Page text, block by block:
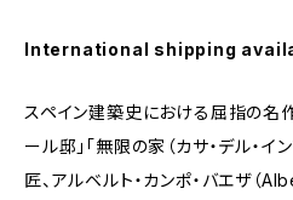
International shipping
スペイン建築史における屈指の名作
ール邸」「無限の家（カサ・デル・イ
匠、アルベルト・カンポ・バエザ